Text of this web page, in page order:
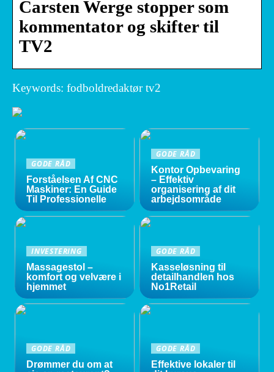
Carsten Werge stopper som
kommentator og skifter til
TV2
Keywords: fodboldredaktør tv2
GODE RÅD
Forståelsen Af CNC
Maskiner: En Guide
Til Professionelle
GODE RÅD
Kontor Opbevaring
– Effektiv
organisering af dit
arbejdsområde
INVESTERING
Massagestol –
komfort og velvære i
hjemmet
GODE RÅD
Kasseløsning til
detailhandlen hos
No1Retail
GODE RÅD
Drømmer du om at
GODE RÅD
Effektive lokaler til